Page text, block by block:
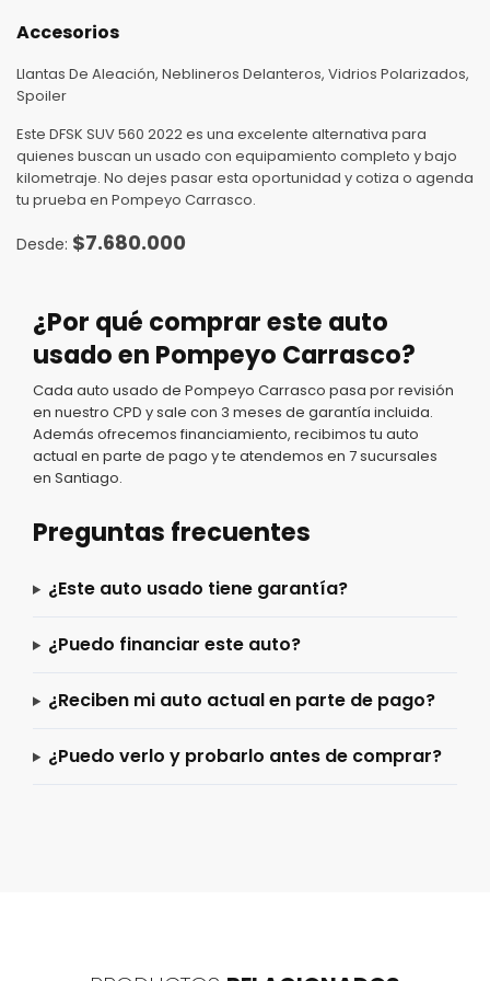
Accesorios
Llantas De Aleación, Neblineros Delanteros, Vidrios Polarizados,
Spoiler
Este DFSK SUV 560 2022 es una excelente alternativa para
quienes buscan un usado con equipamiento completo y bajo
kilometraje. No dejes pasar esta oportunidad y cotiza o agenda
tu prueba en Pompeyo Carrasco.
$7.680.000
¿Por qué comprar este auto
usado en Pompeyo Carrasco?
Cada auto usado de Pompeyo Carrasco pasa por revisión
en nuestro CPD y sale con 3 meses de garantía incluida.
Además ofrecemos financiamiento, recibimos tu auto
actual en parte de pago y te atendemos en 7 sucursales
en Santiago.
Preguntas frecuentes
¿Este auto usado tiene garantía?
¿Puedo financiar este auto?
¿Reciben mi auto actual en parte de pago?
¿Puedo verlo y probarlo antes de comprar?